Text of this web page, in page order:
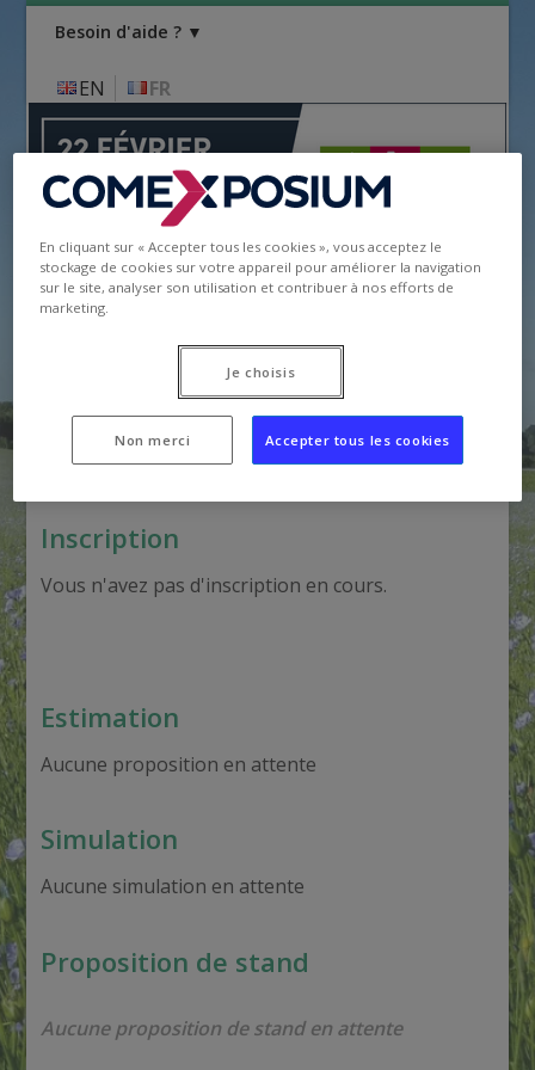
Besoin d'aide ? ▼
EN FR
Espace client SIA 2025
Inscription
Vous n'avez pas d'inscription en cours.
Estimation
Aucune proposition en attente
Simulation
Aucune simulation en attente
Proposition de stand
Aucune proposition de stand en attente
En cliquant sur « Accepter tous les cookies », vous acceptez le
stockage de cookies sur votre appareil pour améliorer la navigation
sur le site, analyser son utilisation et contribuer à nos efforts de
marketing.
Je choisis
Non merci Accepter tous les cookies